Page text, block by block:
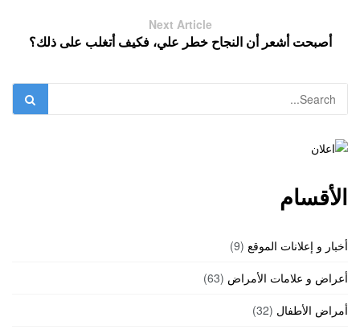
Next Article
أصبحت أشعر أن النجاح خطر علي، فكيف أتغلب على ذلك؟
الأقسام
أخبار و إعلانات الموقع (9)
أعراض و علامات الأمراض (63)
أمراض الأطفال (32)